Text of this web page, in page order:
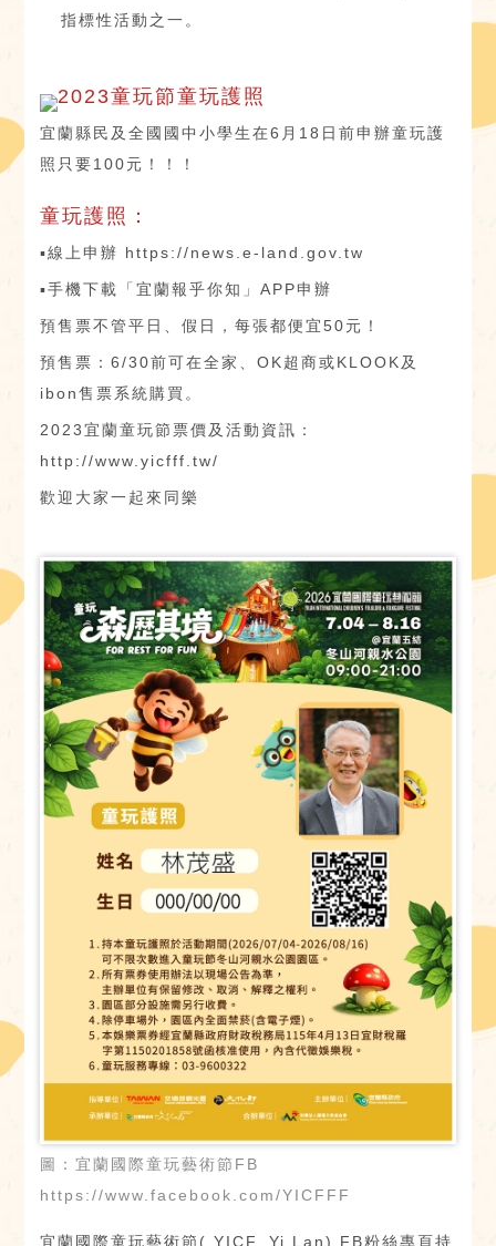
指標性活動之一。
2023童玩節童玩護照
宜蘭縣民及全國國中小學生在6月18日前申辦童玩護
照只要100元！！！
童玩護照：
▪線上申辦 https://news.e-land.gov.tw
▪手機下載「宜蘭報乎你知」APP申辦
預售票不管平日、假日，每張都便宜50元！
預售票：6/30前可在全家、OK超商或KLOOK及
ibon售票系統購買。
2023宜蘭童玩節票價及活動資訊：
http://www.yicfff.tw/
歡迎大家一起來同樂
圖：宜蘭國際童玩藝術節FB
https://www.facebook.com/YICFFF
宜蘭國際童玩藝術節( YICF, Yi Lan) FB粉絲專頁持